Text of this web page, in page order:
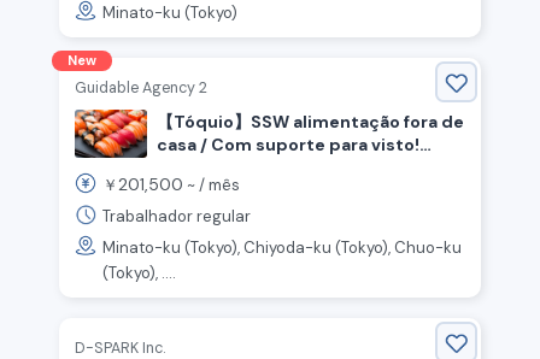
Minato-ku (Tokyo)
New
Guidable Agency 2
【Tóquio】SSW alimentação fora de
casa / Com suporte para visto!
pessoal de salão!
￥201,500 ~ /mês
Trabalhador regular
Minato-ku (Tokyo), Chiyoda-ku (Tokyo), Chuo-ku
(Tokyo), ....
D-SPARK Inc.